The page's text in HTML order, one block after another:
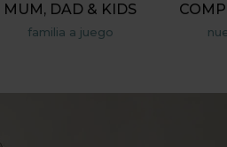
MUM, DAD & KIDS
familia a juego